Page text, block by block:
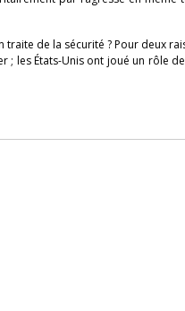
de la sécurité ? Pour deux
; les États-Unis ont joué un rôle